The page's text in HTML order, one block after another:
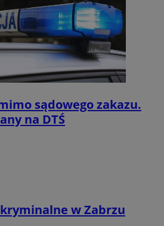
sądowego zakazu.
na DTŚ
w Zabrzu